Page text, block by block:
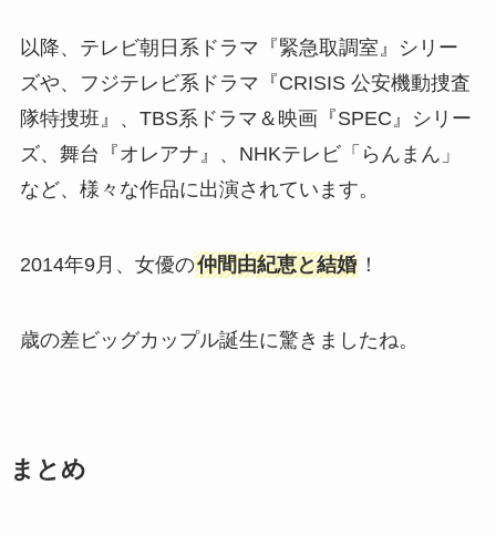
以降、テレビ朝日系ドラマ『緊急取調室』シリー
ズや、フジテレビ系ドラマ『CRISIS 公安機動捜査
隊特捜班』、TBS系ドラマ＆映画『SPEC』シリー
ズ、舞台『オレアナ』、NHKテレビ「らんまん」
など、様々な作品に出演されています。
2014年9月、女優の仲間由紀恵と結婚！
歳の差ビッグカップル誕生に驚きましたね。
まとめ